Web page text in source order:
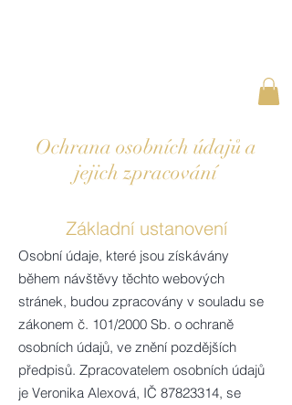
Ochrana osobních údajů a
jejich zpracování
Základní ustanovení
Osobní údaje, které jsou získávány
během návštěvy těchto webových
stránek, budou zpracovány v souladu se
zákonem č. 101/2000 Sb. o ochraně
osobních údajů, ve znění pozdějších
předpisů. Zpracovatelem osobních údajů
je Veronika Alexová, IČ 87823314, se